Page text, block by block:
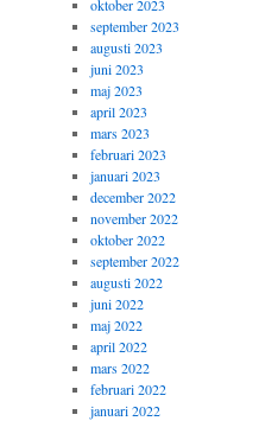
oktober 2023
september 2023
augusti 2023
juni 2023
maj 2023
april 2023
mars 2023
februari 2023
januari 2023
december 2022
november 2022
oktober 2022
september 2022
augusti 2022
juni 2022
maj 2022
april 2022
mars 2022
februari 2022
januari 2022